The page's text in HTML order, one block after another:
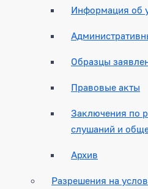
Информация об
Образцы
Правовые акты
Заключения по
слушаний и
Архив
Разрешения на